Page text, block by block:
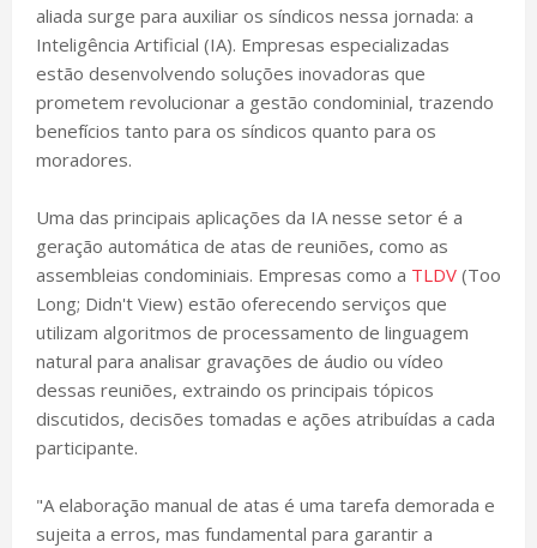
aliada surge para auxiliar os síndicos nessa jornada: a
Inteligência Artificial (IA). Empresas especializadas
estão desenvolvendo soluções inovadoras que
prometem revolucionar a gestão condominial, trazendo
benefícios tanto para os síndicos quanto para os
moradores.
Uma das principais aplicações da IA nesse setor é a
geração automática de atas de reuniões, como as
assembleias condominiais. Empresas como a TLDV (Too
Long; Didn't View) estão oferecendo serviços que
utilizam algoritmos de processamento de linguagem
natural para analisar gravações de áudio ou vídeo
dessas reuniões, extraindo os principais tópicos
discutidos, decisões tomadas e ações atribuídas a cada
participante.
"A elaboração manual de atas é uma tarefa demorada e
sujeita a erros, mas fundamental para garantir a